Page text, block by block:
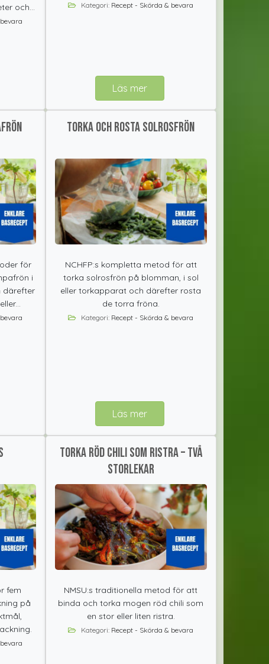
och...
Kategori: Recept - Skörda & bevara
Läs mer
för
i
därefter
Torka och rosta solrosfrön
NCHFP:s kompletta metod för att
torka solrosfrön på blomman, i sol
eller torkapparat och därefter rosta
de torra fröna.
Kategori: Recept - Skörda & bevara
Läs mer
fem
på
Torka röd chili som ristra – två
storlekar
NMSU:s traditionella metod för att
binda och torka mogen röd chili som
en stor eller liten ristra.
Kategori: Recept - Skörda & bevara